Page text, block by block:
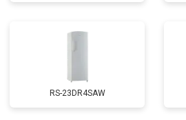
RS-23DR4SAW